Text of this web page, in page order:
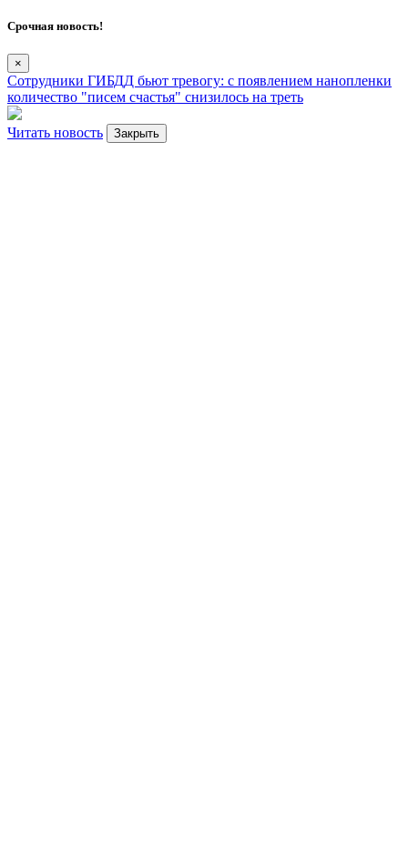
Срочная новость!
×
Сотрудники ГИБДД бьют тревогу: с появлением нанопленки
количество "писем счастья" снизилось на треть
Читать новость Закрыть